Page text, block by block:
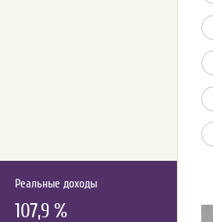
Реальные доходы
107,9 %